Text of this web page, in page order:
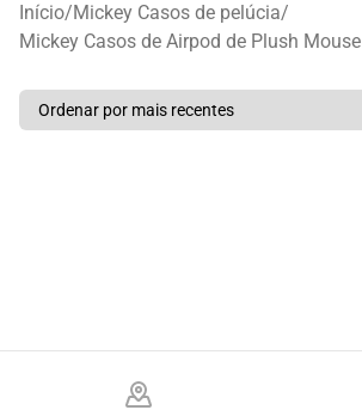
Início/Mickey Casos de pelúcia/
Mickey Casos de Airpod de Plush Mouse